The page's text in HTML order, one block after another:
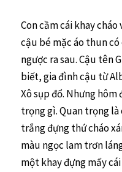
Con cầm cái khay
cậu bé mặc áo thun
ngược ra sau. Cậu tên
biết, gia đình cậu từ
Xô sụp đổ. Nhưng
trọng gì. Quan trọng
trắng đựng thứ cháo
màu ngọc lam trơn
một khay đựng mấy